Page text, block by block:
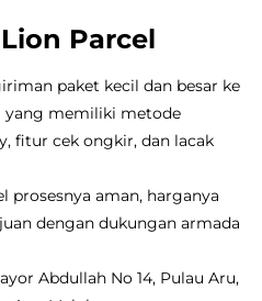
Abdullah No 14, Pulau Aru,
Aru, Maluku.